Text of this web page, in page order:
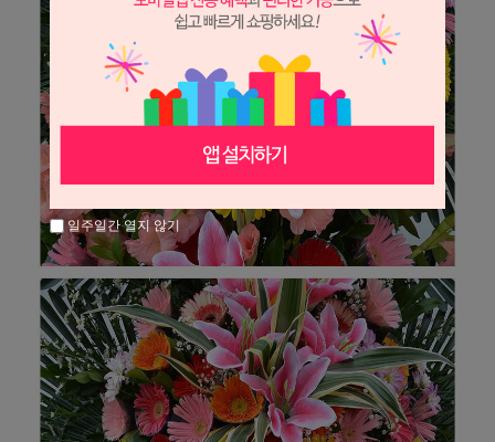
일주일간 열지 않기